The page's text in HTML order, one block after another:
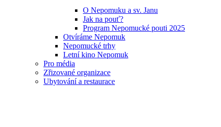
O Nepomuku a sv. Janu
Jak na pouť?
Program Nepomucké pouti 2025
Otvíráme Nepomuk
Nepomucké trhy
Letní kino Nepomuk
Pro média
Zřizované organizace
Ubytování a restaurace